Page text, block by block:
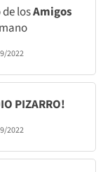
losAmigos
2022
PIZARRO!
2022